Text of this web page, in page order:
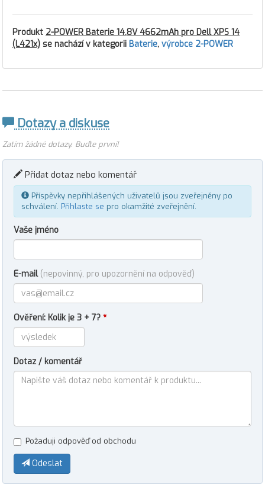
Produkt 2-POWER Baterie 14,8V 4662mAh pro Dell XPS 14
(L421x) se nachází v kategorii Baterie, výrobce 2-POWER
Dotazy a diskuse
Zatím žádné dotazy. Buďte první!
Přidat dotaz nebo komentář
Příspěvky nepřihlášených uživatelů jsou zveřejněny po
schválení. Přihlaste se pro okamžité zveřejnění.
Vaše jméno
E-mail (nepovinný, pro upozornění na odpověď)
Ověření: Kolik je 3 + 7? *
Dotaz / komentář
Požaduji odpověď od obchodu
Odeslat